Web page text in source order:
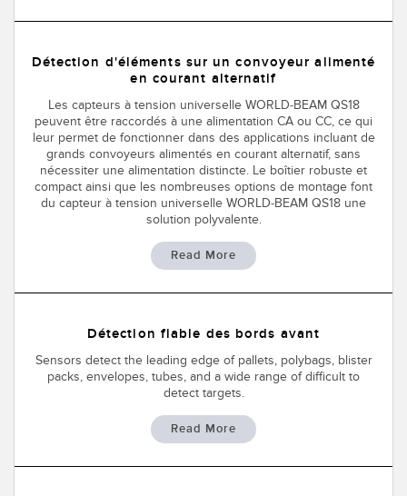
Détection d'éléments sur un convoyeur alimenté
en courant alternatif
Les capteurs à tension universelle WORLD-BEAM QS18
peuvent être raccordés à une alimentation CA ou CC, ce qui
leur permet de fonctionner dans des applications incluant de
grands convoyeurs alimentés en courant alternatif, sans
nécessiter une alimentation distincte. Le boîtier robuste et
compact ainsi que les nombreuses options de montage font
du capteur à tension universelle WORLD-BEAM QS18 une
solution polyvalente.
Read More
Détection fiable des bords avant
Sensors detect the leading edge of pallets, polybags, blister
packs, envelopes, tubes, and a wide range of difficult to
detect targets.
Read More